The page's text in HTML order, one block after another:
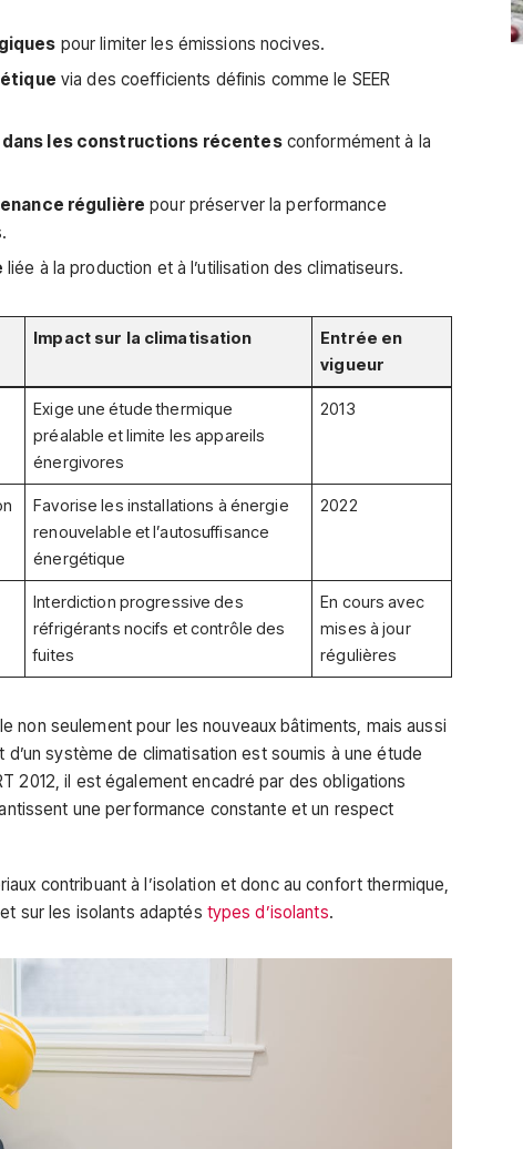
pour limiter les émissions nocives.
via des coefficients définis comme le SEER
les constructions récentesconformément à la
régulière pour préserver la performance
liée à la production et à l’utilisation des climatiseurs.
Impact sur la climatisation
Entrée en
vigueur
Exige une étude thermique
préalable et limite les appareils
énergivores
2013
Favorise les installations à énergie
renouvelable et l’autosuffisance
énergétique
2022
Interdiction progressive des
réfrigérants nocifs et contrôle des
fuites
En cours avec
mises à jour
régulières
non seulement pour les nouveaux bâtiments, mais aussi
d’un système de climatisation est soumis à une étude
2012, il est également encadré par des obligations
une performance constante et un respect
contribuant à l’isolation et donc au confort thermique,
sur les isolants adaptés types d’isolants.